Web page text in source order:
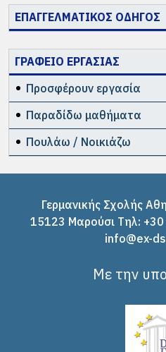
ΕΠΑΓΓΕΛΜΑΤΙΚΟΣ ΟΔΗΓΟΣ
ΓΡΑΦΕΙΟ ΕΡΓΑΣΙΑΣ
Προσφέρουν εργασία
Παραδίδω μαθήματα
Πουλάω / Νοικιάζω
Γερμανικής Σχολής
15123 Μαρούσι Tηλ:
info@ex-
Με την